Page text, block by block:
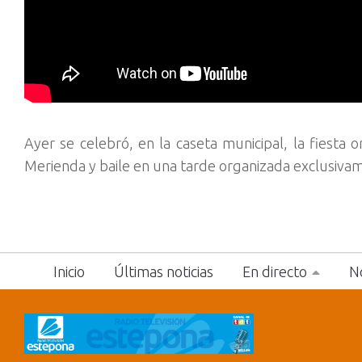
Ayer se celebró, en la caseta municipal, la fiesta
Merienda y baile en una tarde organizada
Inicio Últimas noticias En directo